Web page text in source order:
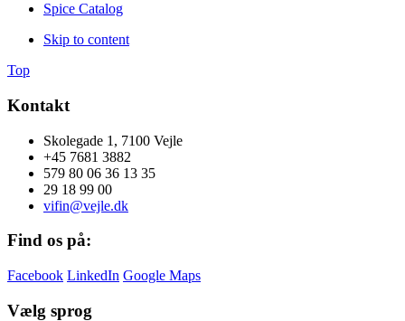
Spice Catalog
Skip to content
Top
Kontakt
Skolegade 1, 7100 Vejle
+45 7681 3882
579 80 06 36 13 35
29 18 99 00
vifin@vejle.dk
Find os på:
Facebook LinkedIn Google Maps
Vælg sprog